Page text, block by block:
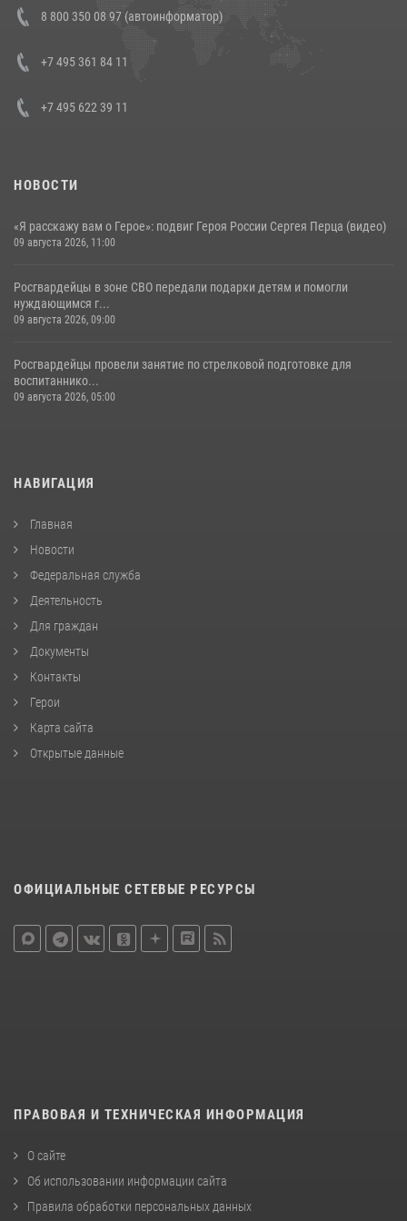
генерала армии Виктора Золотова с заместителем полномочного
представителя Президента Российской Федерации в Северо-
Кавказском федеральном округе Виталием Кузнецовым
8 800 350 08 97 (автоинформатор)
+7 495 361 84 11
+7 495 622 39 11
НОВОСТИ
«Я расскажу вам о Герое»: подвиг Героя России Сергея Перца (видео)
09 августа 2026, 11:00
Росгвардейцы в зоне СВО передали подарки детям и помогли
нуждающимся г...
09 августа 2026, 09:00
Росгвардейцы провели занятие по стрелковой подготовке для
воспитаннико...
09 августа 2026, 05:00
НАВИГАЦИЯ
Главная
Новости
Федеральная служба
Деятельность
Для граждан
Документы
Контакты
Герои
Карта сайта
Открытые данные
ОФИЦИАЛЬНЫЕ СЕТЕВЫЕ РЕСУРСЫ
ПРАВОВАЯ И ТЕХНИЧЕСКАЯ ИНФОРМАЦИЯ
О сайте
Об использовании информации сайта
Правила обработки персональных данных